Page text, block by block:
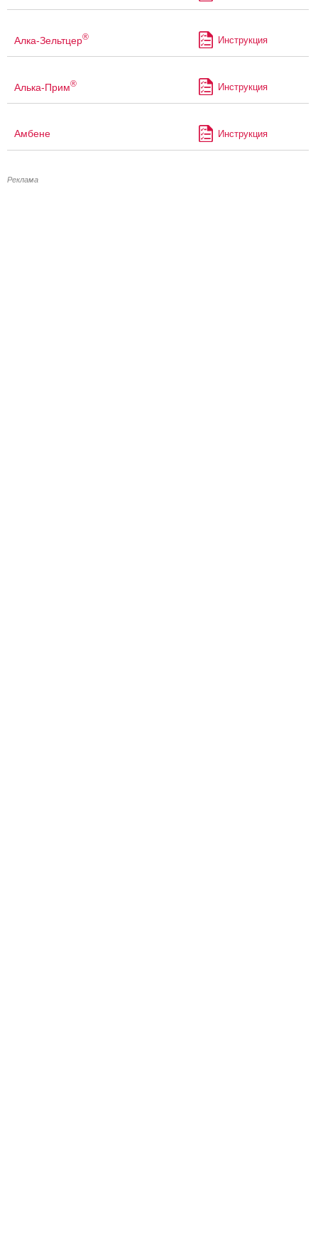
Алка-Зельтцер® Инструкция
Алька-Прим® Инструкция
Амбене Инструкция
Реклама